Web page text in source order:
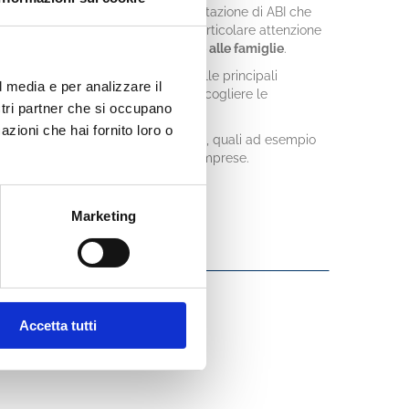
e per analizzare il
partner che si occupano
che hai fornito loro o
Marketing
Accetta tutti
dal Servizio Studi e Regolamentazione di ABI che
dinamiche di mercato, con particolare attenzione
bancario, al settore produttivo e alle famiglie.
e offre un’analisi sulle principali
per analizzare il contesto e cogliere le
i temi di maggiore attualità, quali ad esempio
e la digitalizzazione delle imprese.